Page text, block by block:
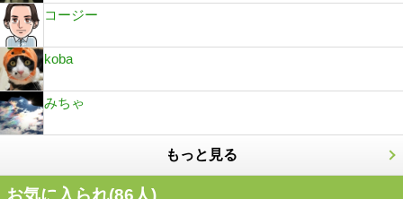
コージー
koba
みちゃ
もっと見る
お気に入られ(86人)